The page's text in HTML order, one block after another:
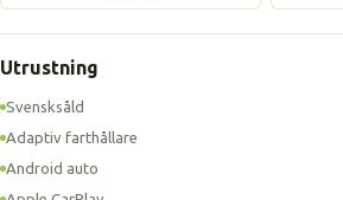
Utrustning
Svensksåld
Adaptiv farthållare
Android auto